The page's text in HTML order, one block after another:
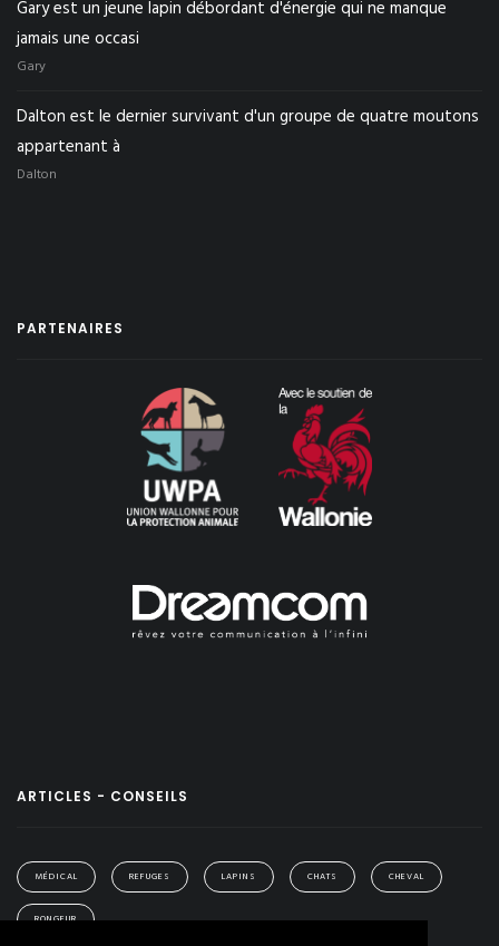
Gary est un jeune lapin débordant d'énergie qui ne manque
jamais une occasi
Gary
Dalton est le dernier survivant d'un groupe de quatre moutons
appartenant à
Dalton
PARTENAIRES
ARTICLES - CONSEILS
MÉDICAL REFUGES LAPINS CHATS CHEVAL
RONGEUR